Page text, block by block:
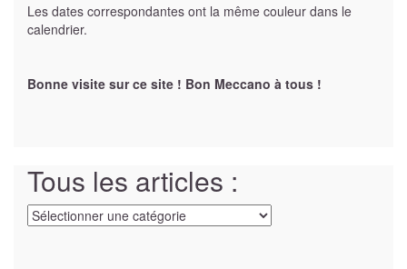
Les dates correspondantes ont la même couleur dans le
calendrier.
Bonne visite sur ce site ! Bon Meccano à tous !
Tous les articles :
Tous
les